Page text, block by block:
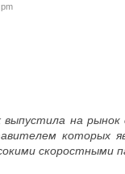
выпустила на
которых
скоростными